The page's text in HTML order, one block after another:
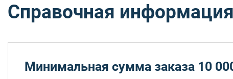
Справочная информация
Минимальная сумма заказа 10